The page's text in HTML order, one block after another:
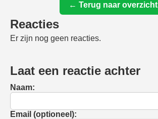
← Terug naar overzicht
Reacties
Er zijn nog geen reacties.
Laat een reactie achter
Naam:
Email (optioneel):